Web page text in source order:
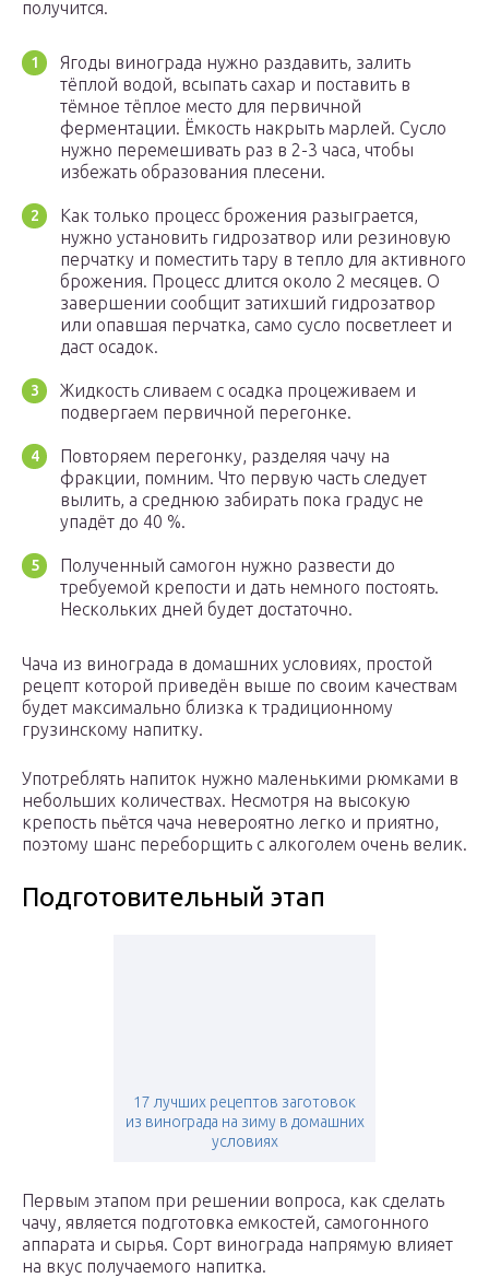
получится.
Ягоды винограда нужно раздавить, залить
тёплой водой, всыпать сахар и поставить в
тёмное тёплое место для первичной
ферментации. Ёмкость накрыть марлей. Сусло
нужно перемешивать раз в 2-3 часа, чтобы
избежать образования плесени.
Как только процесс брожения разыграется,
нужно установить гидрозатвор или резиновую
перчатку и поместить тару в тепло для активного
брожения. Процесс длится около 2 месяцев. О
завершении сообщит затихший гидрозатвор
или опавшая перчатка, само сусло посветлеет и
даст осадок.
Жидкость сливаем с осадка процеживаем и
подвергаем первичной перегонке.
Повторяем перегонку, разделяя чачу на
фракции, помним. Что первую часть следует
вылить, а среднюю забирать пока градус не
упадёт до 40 %.
Полученный самогон нужно развести до
требуемой крепости и дать немного постоять.
Нескольких дней будет достаточно.
Чача из винограда в домашних условиях, простой
рецепт которой приведён выше по своим качествам
будет максимально близка к традиционному
грузинскому напитку.
Употреблять напиток нужно маленькими рюмками в
небольших количествах. Несмотря на высокую
крепость пьётся чача невероятно легко и приятно,
поэтому шанс переборщить с алкоголем очень велик.
Подготовительный этап
17 лучших рецептов заготовок
из винограда на зиму в домашних
условиях
Первым этапом при решении вопроса, как сделать
чачу, является подготовка емкостей, самогонного
аппарата и сырья. Сорт винограда напрямую влияет
на вкус получаемого напитка.